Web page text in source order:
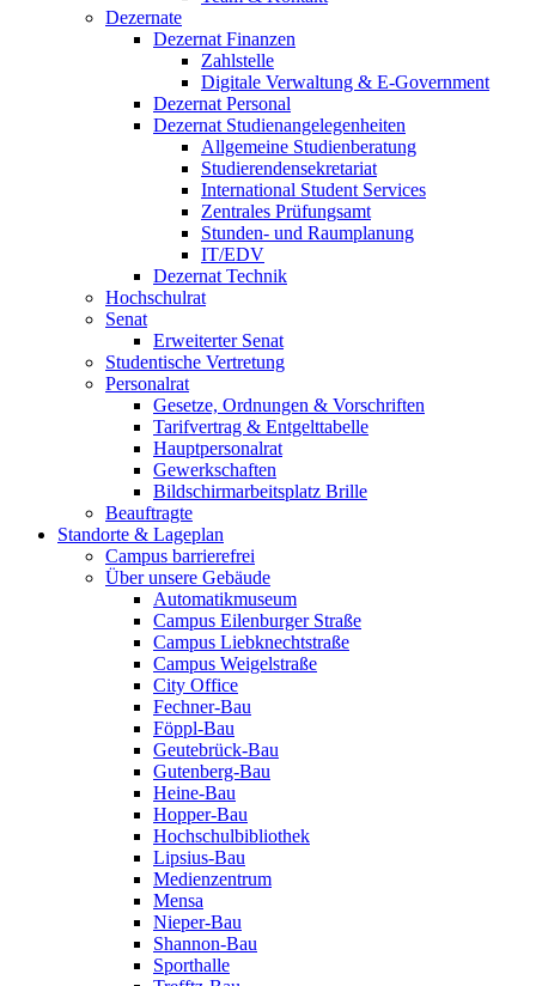
Dezernate
Dezernat Finanzen
Zahlstelle
Digitale Verwaltung & E-Government
Dezernat Personal
Dezernat Studienangelegenheiten
Allgemeine Studienberatung
Studierendensekretariat
International Student Services
Zentrales Prüfungsamt
Stunden- und Raumplanung
IT/EDV
Dezernat Technik
Hochschulrat
Senat
Erweiterter Senat
Studentische Vertretung
Personalrat
Gesetze, Ordnungen & Vorschriften
Tarifvertrag & Entgelttabelle
Hauptpersonalrat
Gewerkschaften
Bildschirmarbeitsplatz Brille
Beauftragte
Standorte & Lageplan
Campus barrierefrei
Über unsere Gebäude
Automatikmuseum
Campus Eilenburger Straße
Campus Liebknechtstraße
Campus Weigelstraße
City Office
Fechner-Bau
Föppl-Bau
Geutebrück-Bau
Gutenberg-Bau
Heine-Bau
Hopper-Bau
Hochschulbibliothek
Lipsius-Bau
Medienzentrum
Mensa
Nieper-Bau
Shannon-Bau
Sporthalle